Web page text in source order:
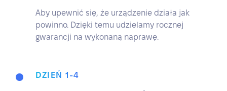
Aby upewnić się, że urządzenie działa jak
powinno. Dzięki temu udzielamy rocznej
gwarancji na wykonaną naprawę.
DZIEŃ 1-4